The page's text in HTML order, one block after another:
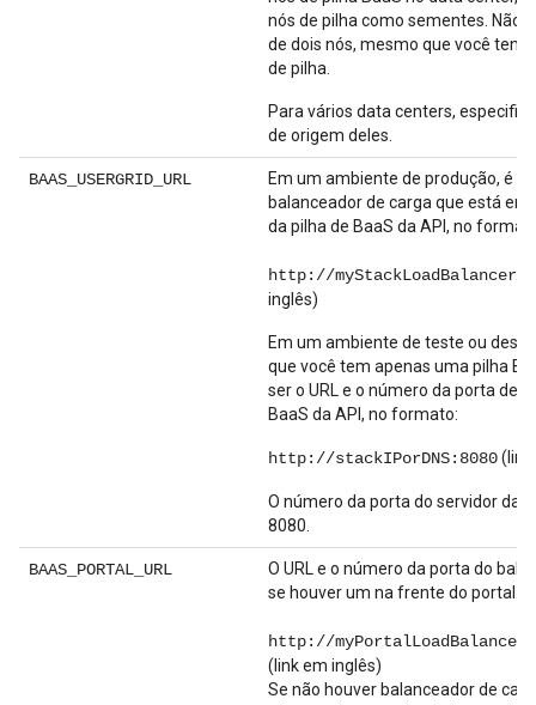
nós de pilha como sementes. Não
de dois nós, mesmo que você
de pilha.
Para vários data centers,
de origem deles.
BAAS_USERGRID_URL
Em um ambiente de produção, é o
balanceador de carga que está
da pilha de BaaS da API, no
http://
inglês)
Em um ambiente de teste ou
que você tem apenas uma pilha
ser o URL e o número da porta de
BaaS da API, no formato:
http://stackIPorDNS:8080(link
O número da porta do servidor da
8080.
BAAS_PORTAL_URL
O URL e o número da porta do
se houver um na frente do portal.
http://
(link em inglês)
Se não houver balanceador de